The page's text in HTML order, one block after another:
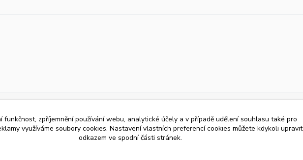
funkčnost, zpříjemnění používání webu, analytické účely a v případě udělení souhlasu také pro
využíváme soubory cookies. Nastavení vlastních preferencí cookies můžete kdykoli upravit
odkazem ve spodní části stránek.